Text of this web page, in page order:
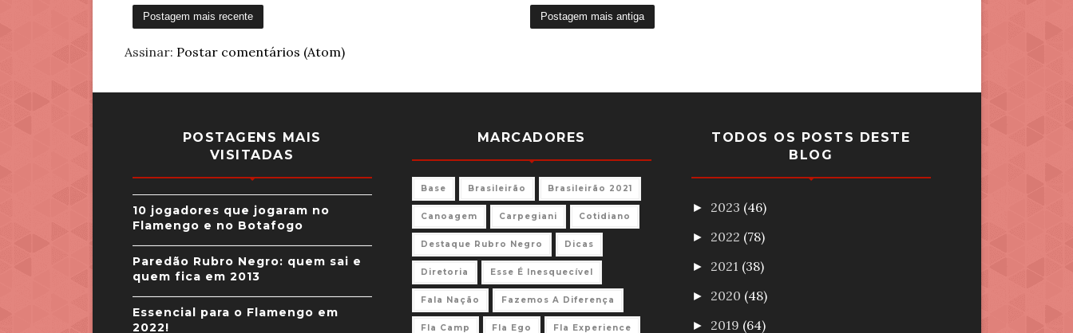
Postagem mais recente Postagem mais antiga
Assinar: Postar comentários (Atom)
POSTAGENS MAIS
VISITADAS
10 jogadores que jogaram no
Flamengo e no Botafogo
Paredão Rubro Negro: quem sai e
quem fica em 2013
Essencial para o Flamengo em
2022!
MARCADORES
Base Brasileirão Brasileirão 2021
Canoagem Carpegiani Cotidiano
Destaque Rubro Negro Dicas
Diretoria Esse É Inesquecível
Fala Nação Fazemos A Diferença
Fla Camp Fla Ego Fla Experience
TODOS OS POSTS DESTE
BLOG
► 2023 (46)
► 2022 (78)
► 2021 (38)
► 2020 (48)
► 2019 (64)